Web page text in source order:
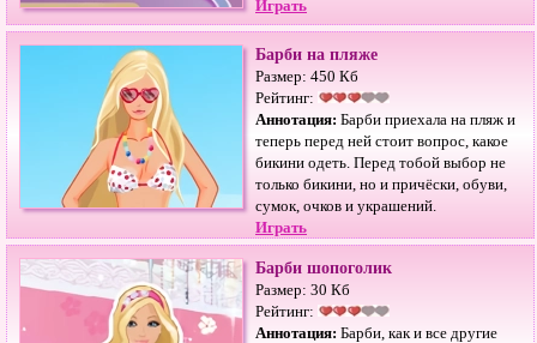
Играть
Барби на пляже
Размер: 450 Кб
Рейтинг:
Аннотация: Барби приехала на пляж и
теперь перед ней стоит вопрос, какое
бикини одеть. Перед тобой выбор не
только бикини, но и причёски, обуви,
сумок, очков и украшений.
Играть
Барби шопоголик
Размер: 30 Кб
Рейтинг:
Аннотация: Барби, как и все другие